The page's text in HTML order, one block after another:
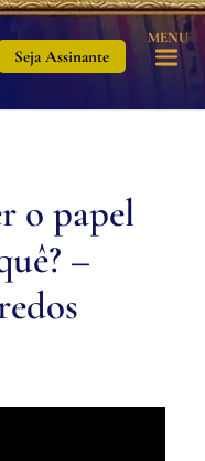
Seja Assinante
MENU
o papel
–